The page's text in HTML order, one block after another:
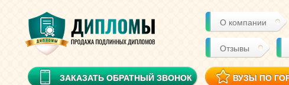
О компании
Отзывы
ЗАКАЗАТЬ ОБРАТНЫЙ ЗВОНОК ВУЗЫ ПО